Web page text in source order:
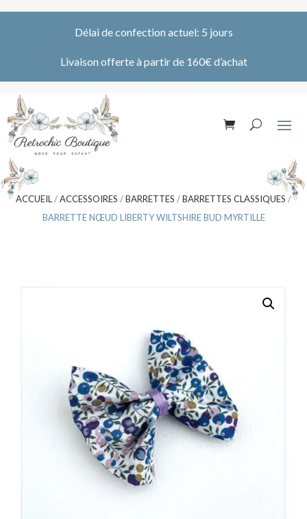
Délai de confection actuel: 5 jours
Livaison offerte à partir de 160€ d’achat
ACCUEIL /ACCESSOIRES /BARRETTES /BARRETTES CLASSIQUES /
BARRETTE NŒUD LIBERTY WILTSHIRE BUD MYRTILLE